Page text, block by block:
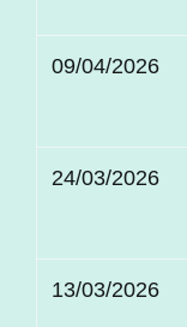
09/04/2026
24/03/2026
13/03/2026